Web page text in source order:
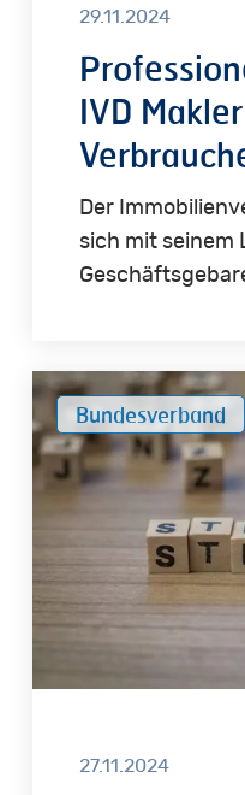
29.11.2024
IVD
Der
sich mit seinem
Änderungen
im
durch
Jahressteuergesetz
2024
Bundesverband
27.11.2024